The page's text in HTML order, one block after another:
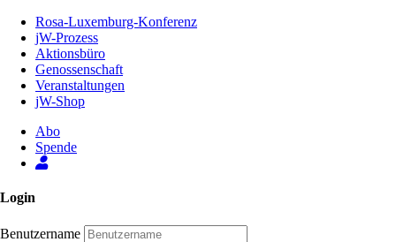
Inhalt
Seite
Rosa-Luxemburg-Konferenz
jW-Prozess
Aktionsbüro
Genossenschaft
Veranstaltungen
jW-Shop
Abo
Spende
Login
Benutzername